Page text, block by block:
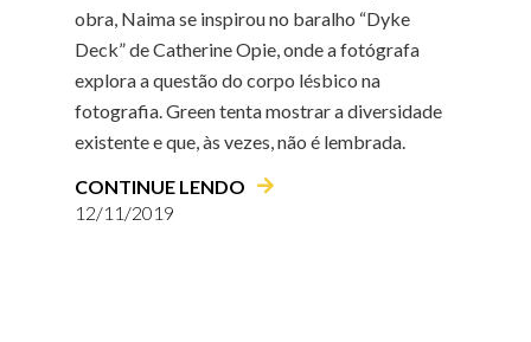
obra, Naima se inspirou no baralho “Dyke
Deck” de Catherine Opie, onde a fotógrafa
explora a questão do corpo lésbico na
fotografia. Green tenta mostrar a diversidade
existente e que, às vezes, não é lembrada.
12/11/2019
CONTINUE LENDO